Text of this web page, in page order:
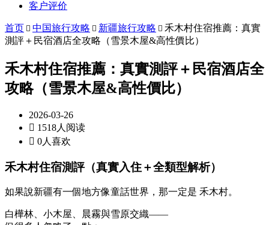
客户评价
首页  中国旅行攻略  新疆旅行攻略  禾木村住宿推薦：真實
測評＋民宿酒店全攻略（雪景木屋&高性價比）
禾木村住宿推薦：真實測評＋民宿酒店全
攻略（雪景木屋&高性價比）
2026-03-26
 1518人阅读
 0人喜欢
禾木村住宿測評（真實入住＋全類型解析）
如果說新疆有一個地方像童話世界，那一定是 禾木村。
白樺林、小木屋、晨霧與雪原交織——